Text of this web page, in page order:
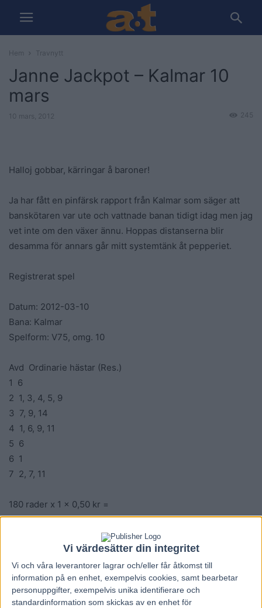
Vi värdesätter din integritet
Vi och våra leverantorer lagrar och/eller får åtkomst till
information på en enhet, exempelvis cookies, samt bearbetar
personuppgifter, exempelvis unika identifierare och
standardinformation som skickas av en enhet för
Hem Travnytt
Janne Jackpot – Kalmar 10
mars
10 mars, 2012 245
Halloj gobbar, kärringar å baroner!
Ja har fått en pinfärsk rapport från Kalmar som säger att
banskötaren var ute och vattnade banan tidigt idag men jag
vet inte om den växer ännu. Hoppas distanserna blir
desamma för annars går mitt systemtänk åt pepperiet.
Registrerat spel
Datum: 2012-03-10
Bana: Kalmar
Spelform: V75, omg. 10
Avd Ordinarie hästar (Res.)
1 6
2 1, 3, 4, 5, 9
3 7, 9, 14
4 1, 6, 9, 11
5 6
6 1
7 2, 7, 11
180 rader x 1 x 0,50 kr =
90,00 kr
Kvittonummer: